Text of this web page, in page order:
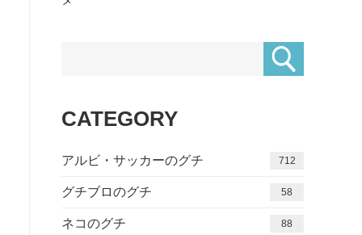
CATEGORY
アルビ・サッカーのグチ 712
グチブロのグチ 58
ネコのグチ 88